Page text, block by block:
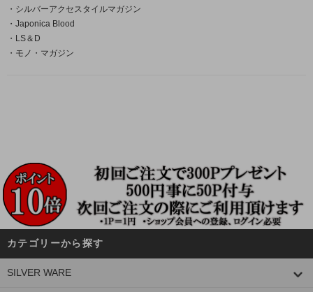
・シルバーアクセスタイルマガジン
・Japonica Blood
・LS＆D
・モノ・マガジン
カテゴリーから探す
SILVER WARE